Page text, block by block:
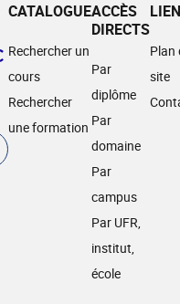
CATALOGUE
Rechercher un
cours
Rechercher
une formation
ACCÈS
DIRECTS
Par
diplôme
Par
domaine
Par
campus
Par UFR,
institut,
école
Plan
site